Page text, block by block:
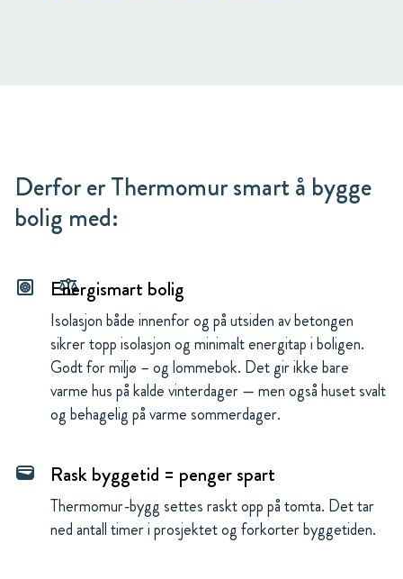
Derfor er Thermomur smart å bygge
bolig med:
heat_pump_balanceEnergismart bolig
Isolasjon både innenfor og på utsiden av betongen
sikrer topp isolasjon og minimalt energitap i boligen.
Godt for miljø – og lommebok. Det gir ikke bare
varme hus på kalde vinterdager — men også huset svalt
og behagelig på varme sommerdager.
wallet Rask byggetid = penger spart
Thermomur-bygg settes raskt opp på tomta. Det tar
ned antall timer i prosjektet og forkorter byggetiden.